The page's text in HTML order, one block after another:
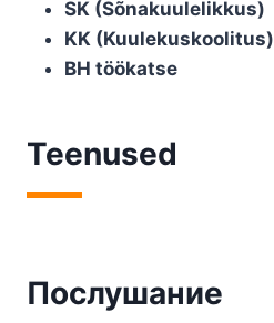
SK (Sõnakuulelikkus)
KK (Kuulekuskoolitus)
BH töökatse
Teenused
Послушание